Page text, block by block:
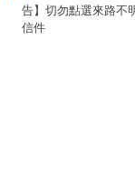
告】切勿點選來路不
信件